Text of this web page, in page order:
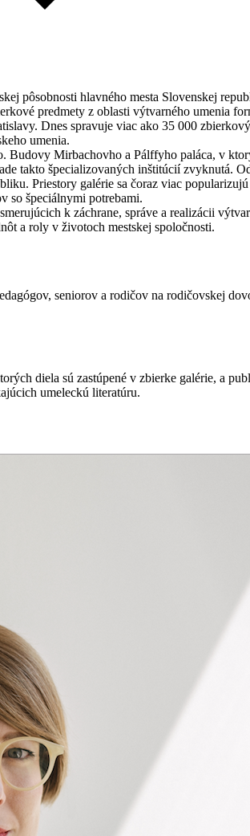
pôsobnosti hlavného mesta Slovenskej
predmety z oblasti výtvarného umenia
Dnes spravuje viac ako 35 000
umenia.
Mirbachovho a Pálffyho paláca, v
takto špecializovaných inštitúcií zvyknutá.
Priestory galérie sa čoraz viac
so špeciálnymi potrebami.
k záchrane, správe a realizácii
a roly v životoch mestskej spoločnosti.
seniorov a rodičov na rodičovskej
diela sú zastúpené v zbierke galérie, a
umeleckú literatúru.